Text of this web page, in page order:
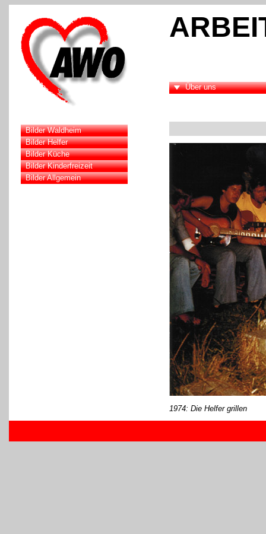
Über uns
Bilder Waldheim
Bilder Helfer
Bilder Küche
Bilder Kinderfreizeit
Bilder Allgemein
1974: Die Helfer grillen